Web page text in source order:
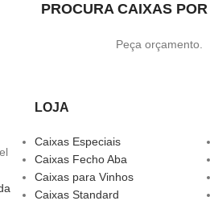
PROCURA CAIXAS
Peça orçamento.
LOJA
Caixas Especiais
Caixas Fecho Aba
Caixas para Vinhos
Caixas Standard